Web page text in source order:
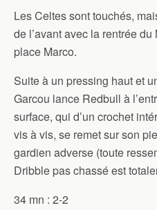
Les Celtes sont touchés,
de l’avant avec la rentrée
place Marco.
Suite à un pressing haut et
Garcou lance Redbull à
surface, qui d’un crochet
vis à vis, se remet sur son
gardien adverse (toute
Dribble pas chassé est
34 mn : 2-2